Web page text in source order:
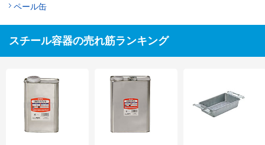
ペール缶
スチール容器の売れ筋ランキング